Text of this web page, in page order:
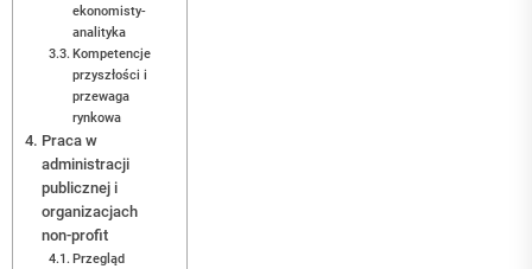
ekonomisty-
analityka
Kompetencje
przyszłości i
przewaga
rynkowa
Praca w
administracji
publicznej i
organizacjach
non-profit
Przegląd